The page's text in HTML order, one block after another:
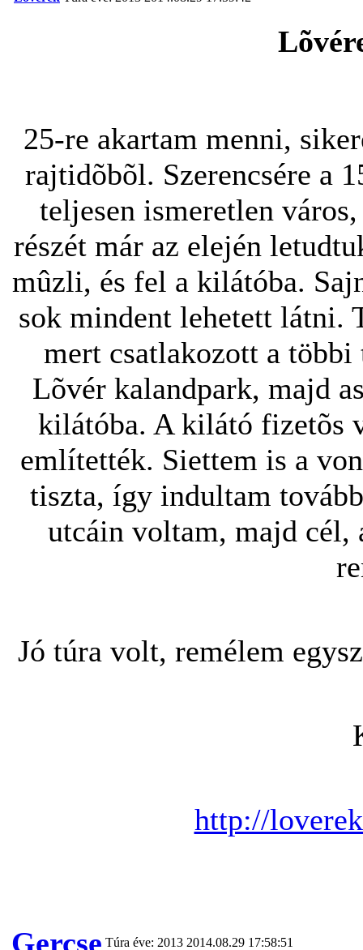
25-re akartam menni,
rajtidõbõl. Szerencsére a
teljesen ismeretlen
részét már az elején
mûzli, és fel a kilátóba.
sok mindent lehetett látni.
mert csatlakozott a
Lõvér kalandpark, majd
kilátóba. A kilátó fizetõs
említették. Siettem is a
tiszta, így indultam
utcáin voltam, majd cél,
Jó túra volt, remélem
http://
Gercse Túra éve: 2013 2014.08.29 17:58:51